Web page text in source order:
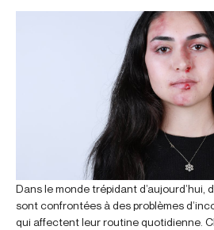
Dans le monde trépidant d’aujourd’hui,
sont confrontées à des problèmes
qui affectent leur routine quotidienne.